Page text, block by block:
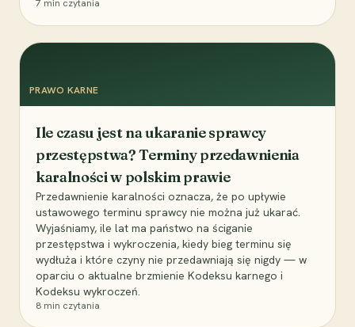
7 min czytania
PRAWO KARNE
Ile czasu jest na ukaranie sprawcy
przestępstwa? Terminy przedawnienia
karalności w polskim prawie
Przedawnienie karalności oznacza, że po upływie
ustawowego terminu sprawcy nie można już ukarać.
Wyjaśniamy, ile lat ma państwo na ściganie
przestępstwa i wykroczenia, kiedy bieg terminu się
wydłuża i które czyny nie przedawniają się nigdy — w
oparciu o aktualne brzmienie Kodeksu karnego i
Kodeksu wykroczeń.
8 min czytania